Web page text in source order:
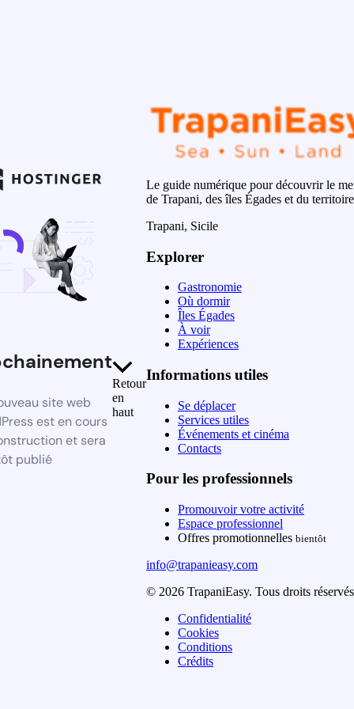
site web
est en cours
et sera
publié
Retour
en
haut
Le guide numérique pour découvrir le
de Trapani, des îles Égades et du
Trapani, Sicile
Explorer
Gastronomie
Où dormir
Îles Égades
À voir
Expériences
Informations utiles
Se déplacer
Services utiles
Événements et cinéma
Contacts
Pour les professionnels
Promouvoir votre activité
Espace professionnel
Offres promotionnelles bientôt
info@trapanieasy.com
© 2026 TrapaniEasy. Tous droits
Confidentialité
Cookies
Conditions
Crédits